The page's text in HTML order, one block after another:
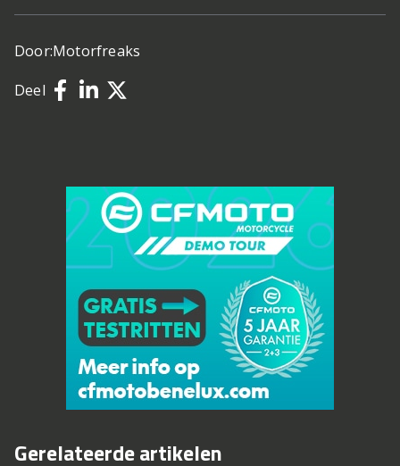
Door:Motorfreaks
Deel
Gerelateerde artikelen